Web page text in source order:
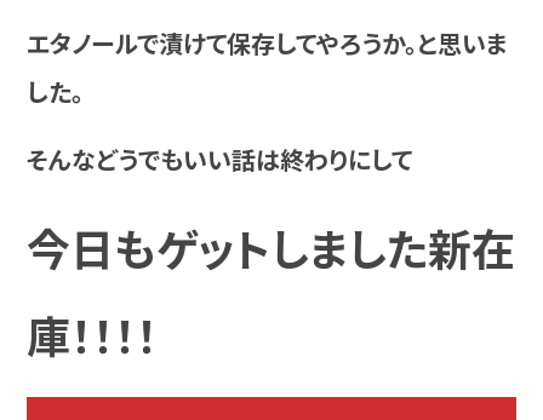
エタノールで漬けて保存してやろうか。と思いま
した。
そんなどうでもいい話は終わりにして
今日もゲットしました新在
庫！！！！